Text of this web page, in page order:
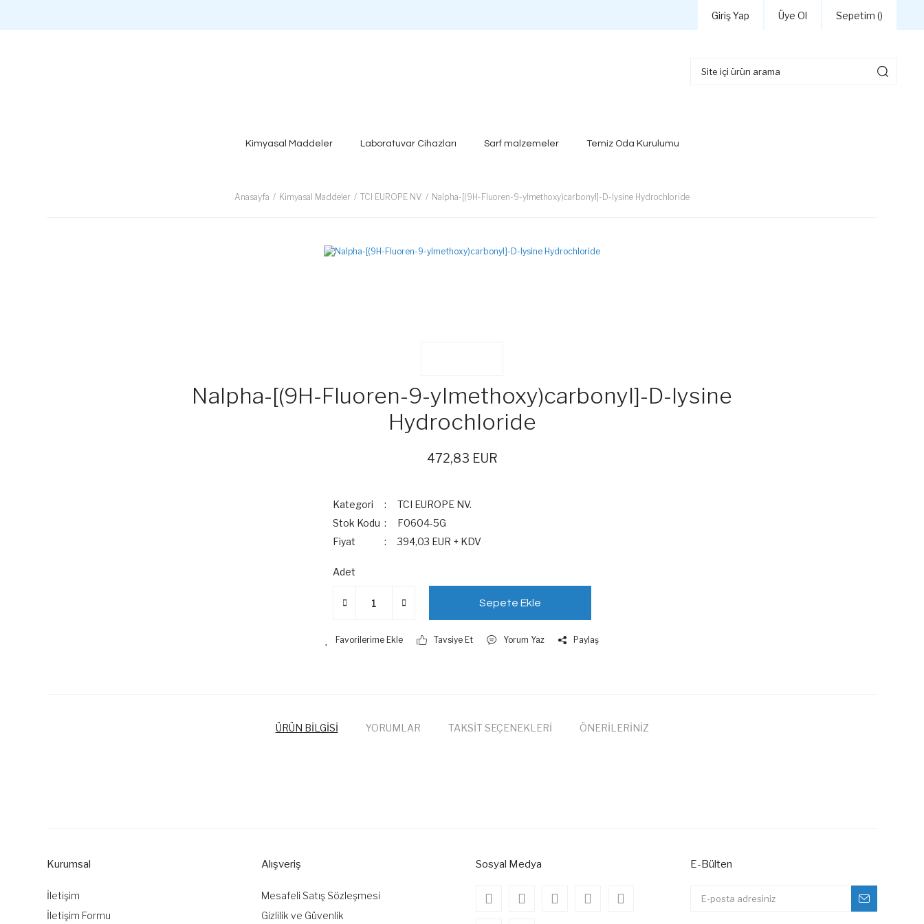
Giriş Yap Üye Ol Sepetim ()
Kimyasal Maddeler Laboratuvar Cihazları Sarf malzemeler Temiz Oda Kurulumu
Anasayfa Kimyasal Maddeler TCI EUROPE NV. Nalpha-[(9H-Fluoren-9-ylmethoxy)carbonyl]-D-lysine Hydrochloride
Nalpha-[(9H-Fluoren-9-ylmethoxy)carbonyl]-D-lysine
Hydrochloride
472,83 EUR
Kategori
TCI EUROPE NV.
Stok Kodu
F0604-5G
Fiyat
394,03 EUR + KDV
Adet
Sepete Ekle
Tavsiye Et Yorum Yaz Paylaş
ÜRÜN BİLGİSİ YORUMLAR TAKSİT SEÇENEKLERİ ÖNERİLERİNİZ
Ürün bilgilerinde hatalar bulunuyor.
Bu ürüne benzer farklı alternatifler olmalı.
Kurumsal
İletişim
İletişim Formu
Alışveriş
Mesafeli Satış Sözleşmesi
Gizlilik ve Güvenlik
Sosyal Medya E-Bülten